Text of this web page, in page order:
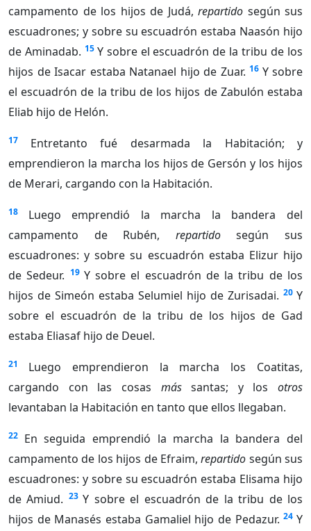
campamento de los hijos de Judá, repartido según sus
escuadrones; y sobre su escuadrón estaba Naasón hijo
de Aminadab. 15 Y sobre el escuadrón de la tribu de los
hijos de Isacar estaba Natanael hijo de Zuar. 16 Y sobre
el escuadrón de la tribu de los hijos de Zabulón estaba
Eliab hijo de Helón.
17
Entretanto fué desarmada la Habitación; y
emprendieron la marcha los hijos de Gersón y los hijos
de Merari, cargando con la Habitación.
18
Luego emprendió la marcha la bandera del
campamento de Rubén, repartidosegún sus
escuadrones: y sobre su escuadrón estaba Elizur hijo
de Sedeur. 19 Y sobre el escuadrón de la tribu de los
hijos de Simeón estaba Selumiel hijo de Zurisadai. 20 Y
sobre el escuadrón de la tribu de los hijos de Gad
estaba Eliasaf hijo de Deuel.
21
Luego emprendieron la marcha los Coatitas,
cargando con las cosas mássantas; y los otros
levantaban la Habitación en tanto que ellos llegaban.
22 En seguida emprendió la marcha la bandera del
campamento de los hijos de Efraim,repartido según sus
escuadrones: y sobre su escuadrón estaba Elisama hijo
de Amiud. 23 Y sobre el escuadrón de la tribu de los
hijos de Manasés estaba Gamaliel hijo de Pedazur. 24 Y